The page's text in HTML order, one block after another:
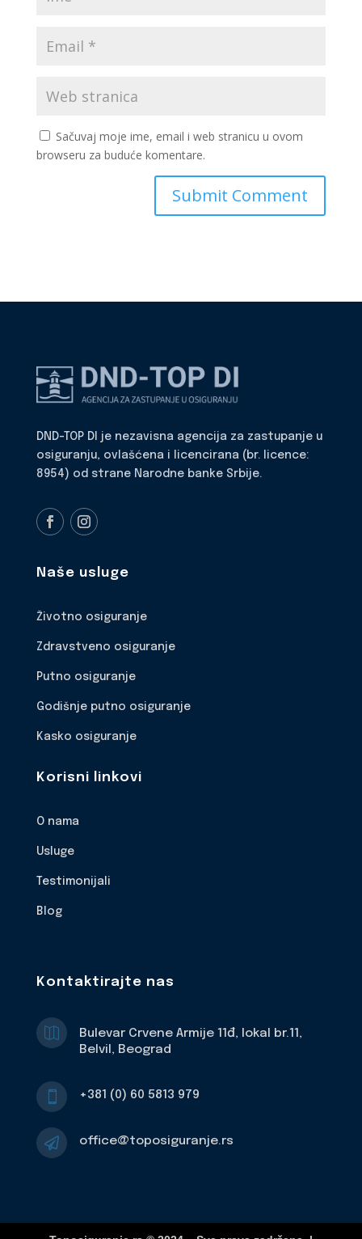
Sačuvaj moje ime, email i web stranicu u ovom
browseru za buduće komentare.
DND-TOP DI je nezavisna agencija za zastupanje u
osiguranju, ovlašćena i licencirana (br. licence:
8954) od strane Narodne banke Srbije.
Naše usluge
Životno osiguranje
Zdravstveno osiguranje
Putno osiguranje
Godišnje putno osiguranje
Kasko osiguranje
Korisni linkovi
O nama
Usluge
Testimonijali
Blog
Kontaktirajte nas
Bulevar Crvene Armije 11đ, lokal br.11,
Belvil, Beograd
+381 (0) 60 5813 979
 office@toposiguranje.rs